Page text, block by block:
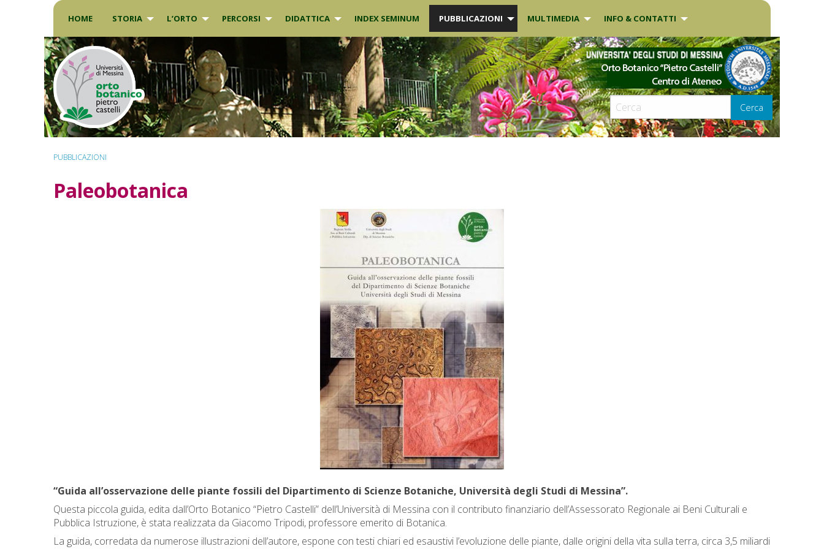
HOME STORIA L’ORTO PERCORSI DIDATTICA INDEX SEMINUM PUBBLICAZIONI MULTIMEDIA INFO & CONTATTI
Cerca
PUBBLICAZIONI
Paleobotanica
“Guida all’osservazione delle piante fossili del Dipartimento di Scienze Botaniche, Università degli Studi di Messina”.
Questa piccola guida, edita dall’Orto Botanico “Pietro Castelli” dell’Università di Messina con il contributo finanziario dell’Assessorato Regionale ai Beni Culturali e
Pubblica Istruzione, è stata realizzata da Giacomo Tripodi, professore emerito di Botanica.
La guida, corredata da numerose illustrazioni dell’autore, espone con testi chiari ed esaustivi l’evoluzione delle piante, dalle origini della vita sulla terra, circa 3,5 miliardi